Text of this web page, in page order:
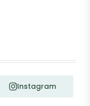
Instagram